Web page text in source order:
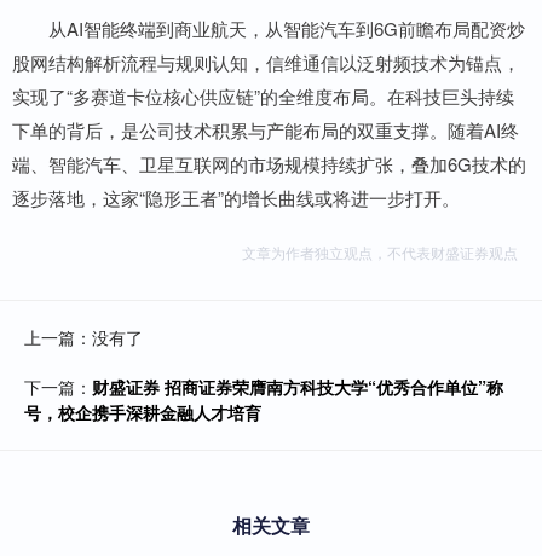
从AI智能终端到商业航天，从智能汽车到6G前瞻布局配资炒
股网结构解析流程与规则认知，信维通信以泛射频技术为锚点，
实现了“多赛道卡位核心供应链”的全维度布局。在科技巨头持续
下单的背后，是公司技术积累与产能布局的双重支撑。随着AI终
端、智能汽车、卫星互联网的市场规模持续扩张，叠加6G技术的
逐步落地，这家“隐形王者”的增长曲线或将进一步打开。
文章为作者独立观点，不代表财盛证券观点
上一篇：没有了
下一篇： 财盛证券 招商证券荣膺南方科技大学“优秀合作单位”称
号，校企携手深耕金融人才培育
相关文章